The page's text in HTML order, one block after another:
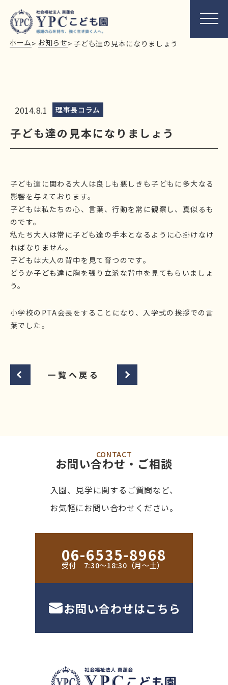
ホーム> お知らせ> 子ども達の見本になりましょう
2014.8.1 理事長コラム
子ども達の見本になりましょう
子ども達に関わる大人は良しも悪しきも子どもに多大なる
影響を与えております。
子どもは私たちの心、言葉、行動を常に観察し、真似るも
のです。
私たち大人は常に子ども達の手本となるように心掛けなけ
ればなりません。
子どもは大人の背中を見て育つのです。
どうか子ども達に胸を張り立派な背中を見てもらいましょ
う。
小学校のPTA会長をすることになり、入学式の挨拶での言
葉でした。
一覧へ戻る
CONTACT
お問い合わせ・ご相談
入園、見学に関するご質問など、
お気軽にお問い合わせください。
06-6535-8968
受付 7:30〜18:30（月〜土）
お問い合わせはこちら